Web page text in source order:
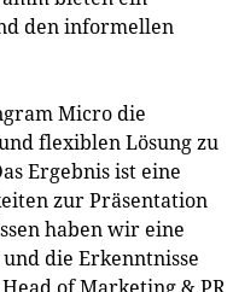
den informellen
Micro die
flexiblen Lösung zu
Ergebnis ist eine
zur Präsentation
haben wir eine
die Erkenntnisse